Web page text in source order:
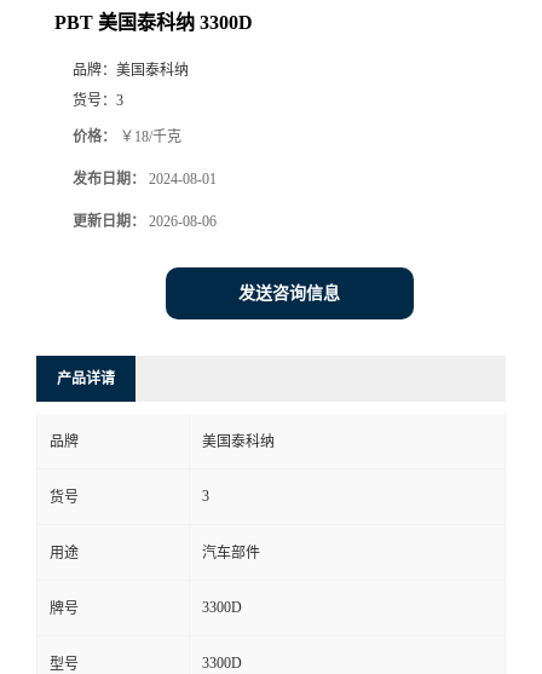
PBT 美国泰科纳 3300D
品牌： 美国泰科纳
货号： 3
价格： ￥18/千克
发布日期： 2024-08-01
更新日期： 2026-08-06
发送咨询信息
产品详请
品牌 美国泰科纳
货号 3
用途 汽车部件
牌号 3300D
型号 3300D